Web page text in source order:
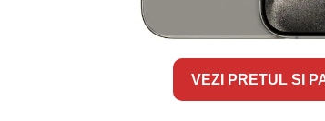
VEZI PRETUL SI